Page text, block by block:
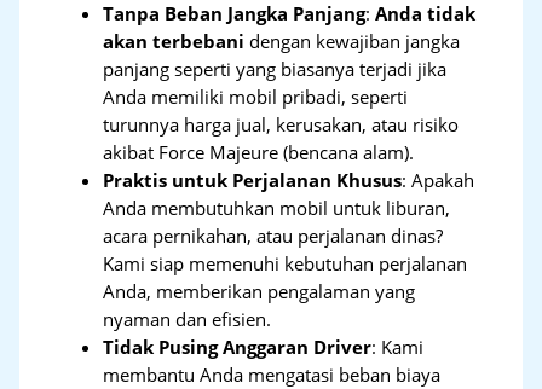
Tanpa Beban Jangka Panjang:Anda tidak
akan terbebani dengan kewajiban jangka
panjang seperti yang biasanya terjadi jika
Anda memiliki mobil pribadi, seperti
turunnya harga jual, kerusakan, atau risiko
akibat Force Majeure (bencana alam).
Praktis untuk Perjalanan Khusus: Apakah
Anda membutuhkan mobil untuk liburan,
acara pernikahan, atau perjalanan dinas?
Kami siap memenuhi kebutuhan perjalanan
Anda, memberikan pengalaman yang
nyaman dan efisien.
Tidak Pusing Anggaran Driver: Kami
membantu Anda mengatasi beban biaya